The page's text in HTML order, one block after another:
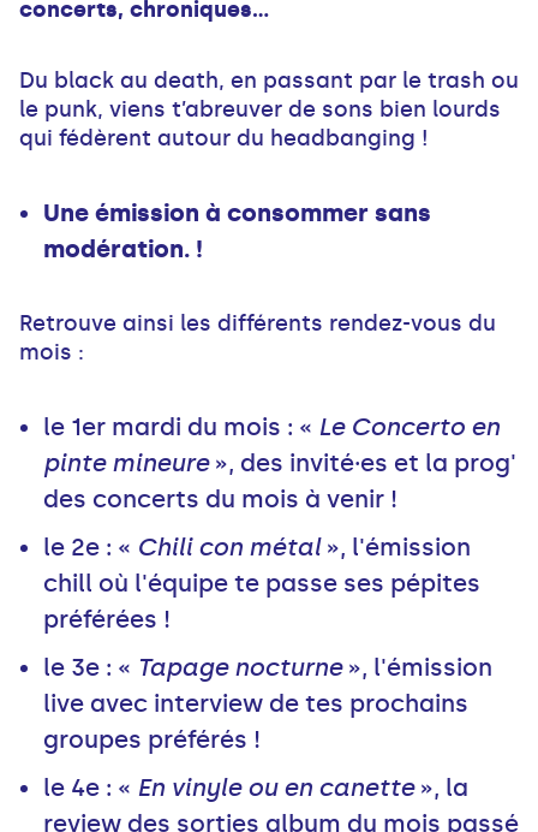
concerts, chroniques…
Du black au death, en passant par le trash ou
le punk, viens t’abreuver de sons bien lourds
qui fédèrent autour du headbanging !
Une émission à consommer sans
modération. !
Retrouve ainsi les différents rendez-vous du
mois :
le 1er mardi du mois : « Le Concerto en
pinte mineure», des invité·es et la prog'
des concerts du mois à venir !
le 2e : « Chili con métal», l'émission
chill où l'équipe te passe ses pépites
préférées !
le 3e : « Tapage nocturne», l'émission
live avec interview de tes prochains
groupes préférés !
le 4e : « En vinyle ou en canette», la
review des sorties album du mois passé